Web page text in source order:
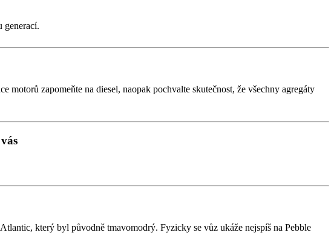
generací.
zapomeňte na diesel, naopak pochvalte skutečnost, že všechny agregáty
který byl původně tmavomodrý. Fyzicky se vůz ukáže nejspíš na Pebble